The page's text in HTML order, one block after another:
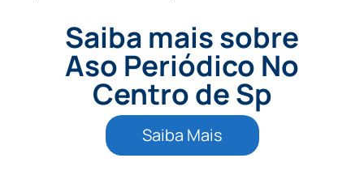
Saiba mais sobre
Aso Periódico No
Centro de Sp
Saiba Mais